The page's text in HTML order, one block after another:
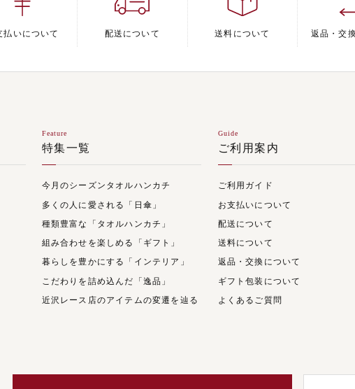
払いについて 配送について 送料について 返品・交
Feature
特集一覧
今月のシーズンタオルハンカチ
多くの人に愛される「日傘」
種類豊富な「タオルハンカチ」
組み合わせを楽しめる「ギフト」
暮らしを豊かにする「インテリア」
こだわりを詰め込んだ「逸品」
近沢レース店のアイテムの変遷を辿る
Guide
ご利用案内
ご利用ガイド
お支払いについて
配送について
送料について
返品・交換について
ギフト包装について
よくあるご質問